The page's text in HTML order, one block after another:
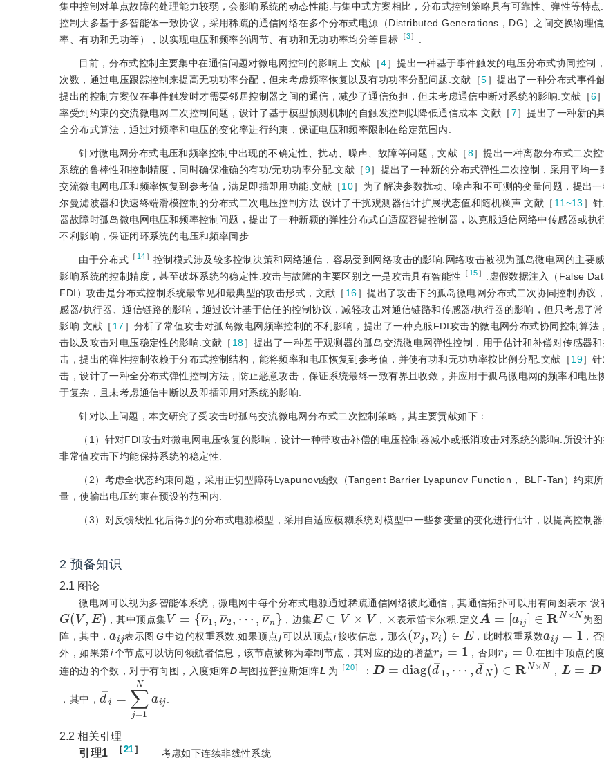
集中控制对单点故障的处理能力较弱，会影响系统的动态性能.与集中式方案相比，分布式控制策略具有可靠性、弹性等特点
控制大多基于多智能体一致协议，采用稀疏的通信网络在多个分布式电源（Distributed Generations，DG）之间交换物理
率、有功和无功等），以实现电压和频率的调节、有功和无功功率均分等目标 ［3］
目前，分布式控制主要集中在通信问题对微电网控制的影响上.文献［4］提出一种基于事件触发的电压分布式协同控制
次数，通过电压跟踪控制来提高无功功率分配，但未考虑频率恢复以及有功功率分配问题.文献［5］提出了一种分布式事件
提出的控制方案仅在事件触发时才需要邻居控制器之间的通信，减少了通信负担，但未考虑通信中断对系统的影响.文献［6
率受到约束的交流微电网二次控制问题，设计了基于模型预测机制的自触发控制以降低通信成本.文献［7］提出了一种新的
全分布式算法，通过对频率和电压的变化率进行约束，保证电压和频率限制在给定范围内.
针对微电网分布式电压和频率控制中出现的不确定性、扰动、噪声、故障等问题，文献［8］提出一种离散分布式二次
系统的鲁棒性和控制精度，同时确保准确的有功/无功功率分配.文献［9］提出了一种新的分布式弹性二次控制，采用平均一
交流微电网电压和频率恢复到参考值，满足即插即用功能.文献［10］为了解决参数扰动、噪声和不可测的变量问题，提出
尔曼滤波器和快速终端滑模控制的分布式二次电压控制方法.设计了干扰观测器估计扩展状态值和随机噪声.文献［ 11~13 ］
器故障时孤岛微电网电压和频率控制问题，提出了一种新颖的弹性分布式自适应容错控制器，以克服通信网络中传感器或执
不利影响，保证闭环系统的电压和频率同步.
由于分布式 ［ 14］控制模式涉及较多控制决策和网络通信，容易受到网络攻击的影响.网络攻击被视为孤岛微电网的主要
影响系统的控制精度，甚至破坏系统的稳定性.攻击与故障的主要区别之一是攻击具有智能性
［ 15］
.虚假数据注入（False
FDI）攻击是分布式控制系统最常见和最典型的攻击形式，文献［ 16］提出了攻击下的孤岛微电网分布式二次协同控制协议
感器/执行器、通信链路的影响，通过设计基于信任的控制协议，减轻攻击对通信链路和传感器/执行器的影响，但只考虑了
影响.文献［ 17 ］分析了常值攻击对孤岛微电网频率控制的不利影响，提出了一种克服FDI攻击的微电网分布式协同控制算法
击以及攻击对电压稳定性的影响.文献［ 18］提出了一种基于观测器的孤岛交流微电网弹性控制，用于估计和补偿对传感器
击，提出的弹性控制依赖于分布式控制结构，能将频率和电压恢复到参考值，并使有功和无功功率按比例分配.文献［19］
击，设计了一种全分布式弹性控制方法，防止恶意攻击，保证系统最终一致有界且收敛，并应用于孤岛微电网的频率和电压
于复杂，且未考虑通信中断以及即插即用对系统的影响.
针对以上问题，本文研究了受攻击时孤岛交流微电网分布式二次控制策略，其主要贡献如下：
（1）针对FDI攻击对微电网电压恢复的影响，设计一种带攻击补偿的电压控制器减小或抵消攻击对系统的影响.所设计
非常值攻击下均能保持系统的稳定性.
（2）考虑全状态约束问题，采用正切型障碍Lyapunov函数（Tangent Barrier Lyapunov Function， BLF-Tan）约束
量，使输出电压约束在预设的范围内.
（3）对反馈线性化后得到的分布式电源模型，采用自适应模糊系统对模型中一些参变量的变化进行估计，以提高控制器
2 预备知识
2.1 图论
微电网可以视为多智能体系统，微电网中每个分布式电源通过稀疏通信网络彼此通信，其通信拓扑可以用有向图表示.设
G(V,E)
，其中顶点集
V={ ν¯1 , ν¯ 2,
⋯,ν¯n}
，边集
E⊂V×V
，
×
表示笛卡尔积.定义
A=[a ij] ∈R N×N
为图
阵，其中，
ai j
表示图 G中边的权重系数.如果顶点j可以从顶点 i接收信息，那么
( ν¯ j, ν¯i) ∈E
，此时权重系数 ，
外，如果第i个节点可以访问领航者信息，该节点被称为牵制节点，其对应的边的增益
i= 1
，否则
r i=0
.在图中顶点的
连的边的个数，对于有向图，入度矩阵D与图拉普拉斯矩阵L 为 ［20］ ：
D= ag d¯1 ¯N )∈ RN×N
，
L= A
，其中，
d¯ ∑j=1
.
2.2 相关引理
引理1
［21 ］
  考虑如下连续非线性系统